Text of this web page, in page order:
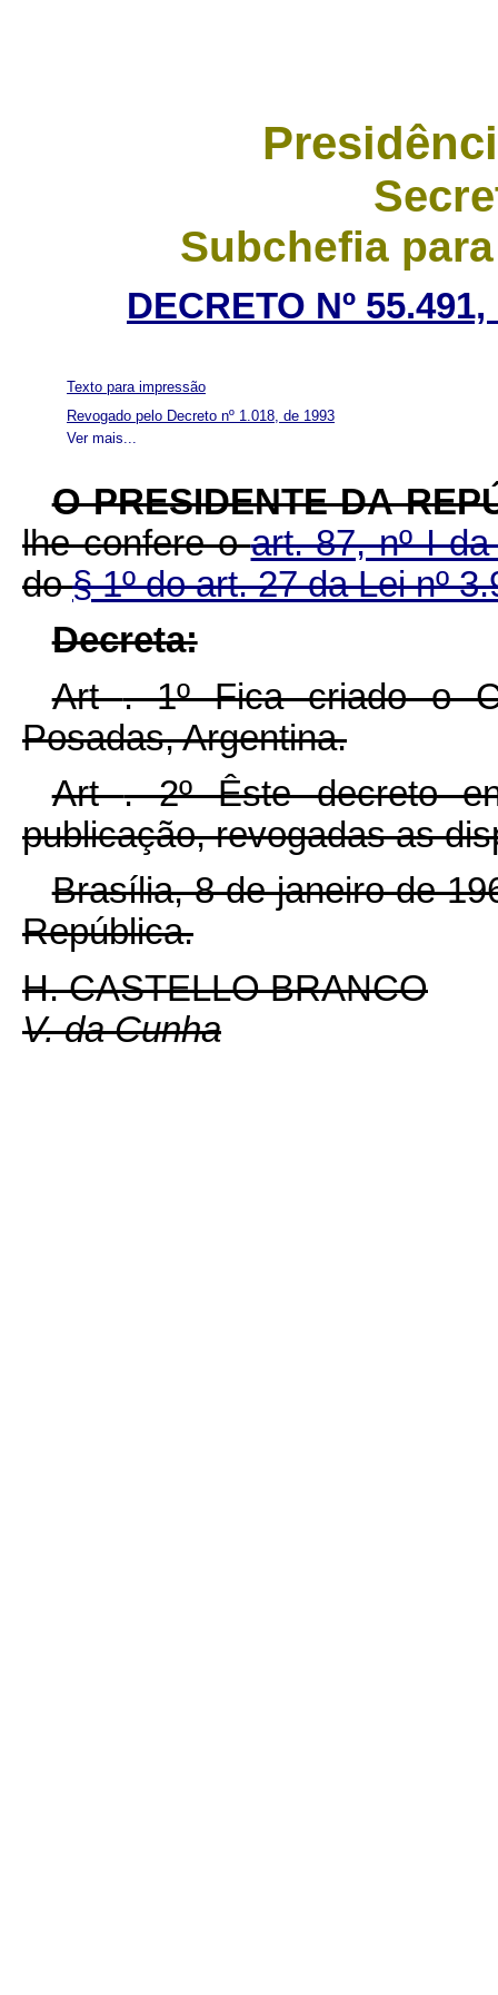
Subchefia
DECRETO Nº
Ver mais...
Texto para impressão
Revogado pelo Decreto nº 1.018, de 1993
O PRESIDENTE DA
lhe confere oart. 87, nº I
do§ 1º do art. 27 da Lei nº
Decreta:
Art. 1º Fica criado o
Posadas, Argentina.
Art. 2º Êste decreto
publicação, revogadas as
Brasília, 8 de janeiro de
República.
H. CASTELLO BRANCO
V. da Cunha